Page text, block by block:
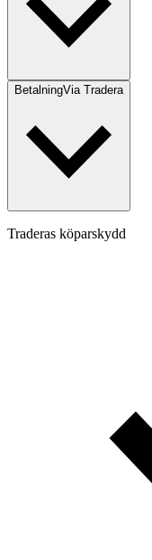
BetalningVia Tradera
Traderas köparskydd